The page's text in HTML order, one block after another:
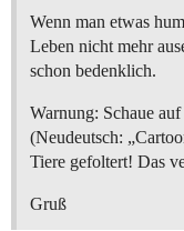
Wenn man etwas
Leben nicht mehr
schon bedenklich.
Warnung: Schaue
(Neudeutsch:
Tiere gefoltert! Das
Gruß